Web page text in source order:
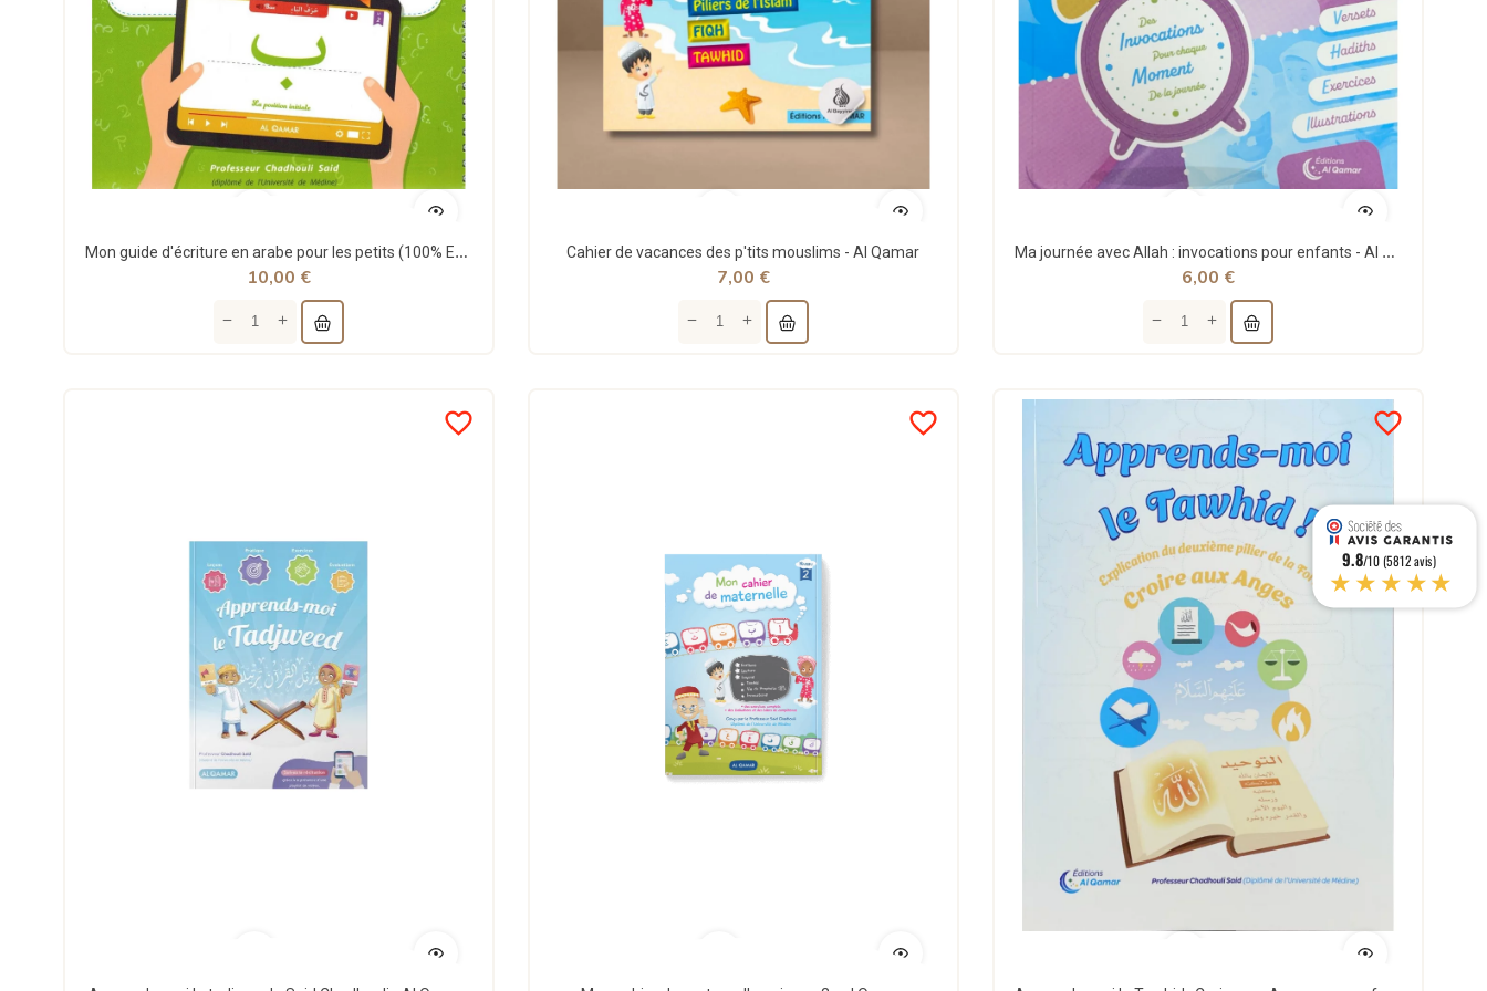
Mon guide d'écriture en arabe pour les petits (100% Effaçable) - Chadhouli Said - Al Qamar
10,00 €
Cahier de vacances des p'tits mouslims - Al Qamar
7,00 €
Ma journée avec Allah : invocations pour enfants - Al Qamar
6,00 €
favorite_border favorite_border favorite_border
9.8/10 (5812 avis)
★★★★★